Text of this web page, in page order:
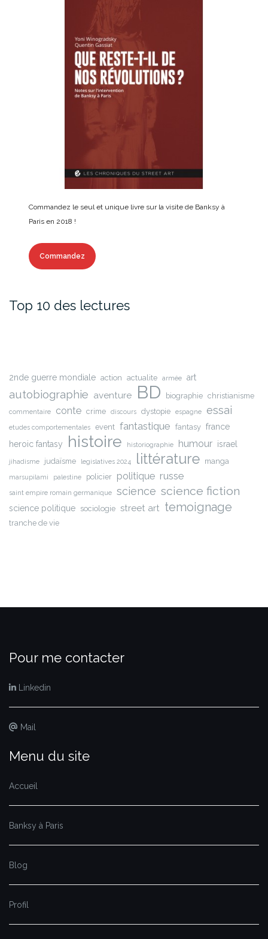
Commandez le seul et unique livre sur la visite de Banksy à
Paris en 2018 !
Commandez
Top 10 des lectures
2nde guerre mondiale action actualite armée art
autobiographie aventure BD biographie christianisme
commentaire conte crime discours dystopie espagne essai
etudes comportementales event fantastique fantasy france
heroic fantasy
histoire historiographie humour israel
jihadisme judaïsme legislatives 2024 littérature manga
marsupilami palestine policier politique russe
saint empire romain germanique science science fiction
science politique sociologie street art temoignage
tranche de vie
Pour me contacter
Linkedin
Mail
Menu du site
Accueil
Banksy à Paris
Blog
Profil